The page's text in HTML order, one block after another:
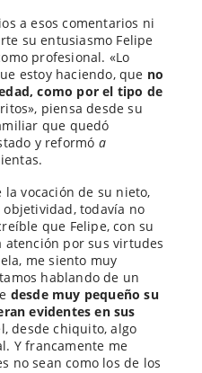
a esos comentarios ni
su entusiasmo Felipe
profesional. «Lo
estoy haciendo, que no
como por el tipo de
piensa desde su
que quedó
y reformó a
la vocación de su nieto,
todavía no
que Felipe, con su
atención por sus virtudes
me siento muy
hablando de un
desde muy pequeño su
evidentes en sus
desde chiquito, algo
Y francamente me
no sean como los de los